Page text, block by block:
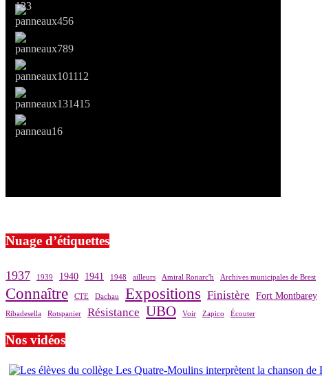
Nuage d’étiquettes
1937 1939 1940 1941 1948 ailleurs Amiral Ronarc'h Archives municipales de Brest
Connaître CTE Dachau Expositions Finistère Fort Montbarey
Ribadesella Rotspanier Résistance UBO Voir Zapico Écouter
Nos vidéos